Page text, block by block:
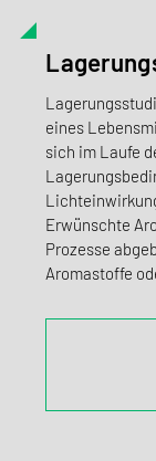
eines
sich im Laufe
Erwünschte
Prozesse
Aromastoffe